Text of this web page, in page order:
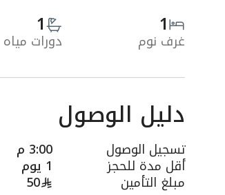
1
غرف نوم
1
دورات مياه
دليل الوصول
تسجيل الوصول 3:00 م
أقل مدة للحجز 1 يوم
مبلغ التأمين 50